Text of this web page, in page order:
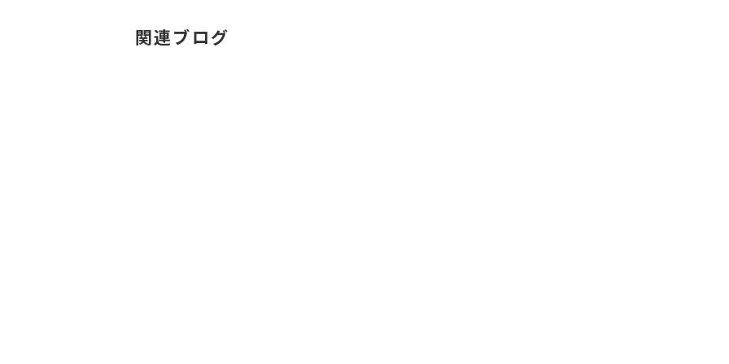
関連ブログ